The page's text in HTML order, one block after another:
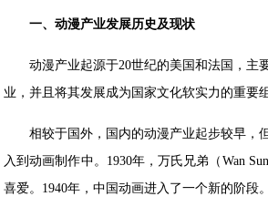
一、 动漫产业发展历史及现状
动漫产业起源于20世纪的美国和法国，主
业，并且将其发展成为国家文化软实力的重要
相较于国外，国内的动漫产业起步较早，
入到动画制作中。1930年，万氏兄弟（Wan
喜爱。1940年，中国动画进入了一个新的阶